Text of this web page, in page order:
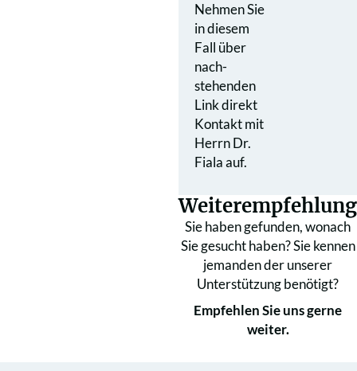
Nehmen Sie
in diesem
Fall über
nach­
stehenden
Link direkt
Kontakt mit
Herrn Dr.
Fiala auf.
Weiterempfehlung
Sie haben gefunden, wonach
Sie gesucht haben? Sie kennen
jemanden der unserer
Unterstützung benötigt?
Empfehlen Sie uns gerne
weiter.